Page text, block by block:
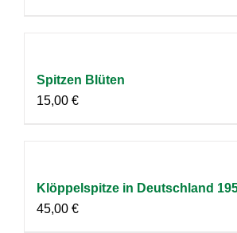
Spitzen Blüten
15,00 €
Klöppelspitze in Deutschland
45,00 €